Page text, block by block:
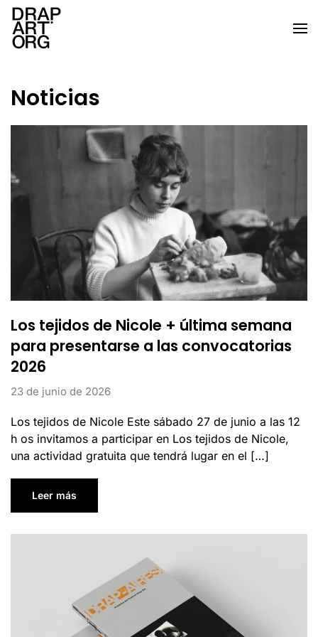
Ir al contenido principal
Noticias
Los tejidos de Nicole + última semana
para presentarse a las convocatorias
2026
23 de junio de 2026
Los tejidos de Nicole Este sábado 27 de junio a las 12
h os invitamos a participar en Los tejidos de Nicole,
una actividad gratuita que tendrá lugar en el […]
Leer más